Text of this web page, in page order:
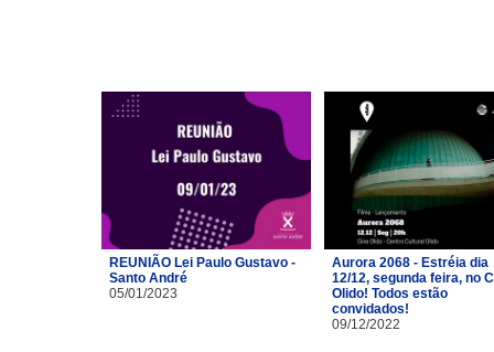
REUNIÃO Lei Paulo Gustavo -
Santo André
05/01/2023
Aurora 2068 - Estréia dia
12/12, segunda feira, no
Olido! Todos estão
convidados!
09/12/2022